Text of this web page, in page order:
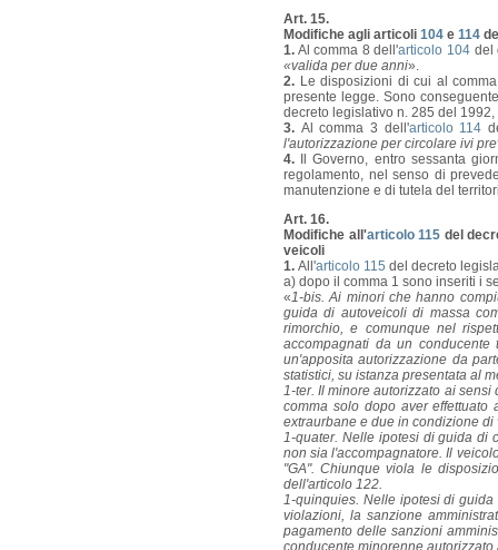
Art. 15.
Modifiche agli articoli 104 e 114
1. Al comma 8 dell'articolo 104del
«valida per due anni».
2. Le disposizioni di cui al
presente legge. Sono
decreto legislativo n. 285 del
3. Al comma 3 dell'articolo 114
l'autorizzazione per circolare ivi
4.
Il Governo, entro sessanta
regolamento, nel senso di
manutenzione e di tutela del
Art. 16.
Modifiche all'articolo 115 del
veicoli
1. All'articolo 115 del decreto
a) dopo il comma 1 sono inseriti i
«1-bis. Ai minori che hanno
guida di autoveicoli di massa
rimorchio, e comunque nel
accompagnati da un
un'apposita autorizzazione da
statistici, su istanza presentata al
1-ter. Il minore autorizzato ai
comma solo dopo aver
extraurbane e due in condizione
1-quater. Nelle ipotesi di guida di
non sia l'accompagnatore. Il
"GA". Chiunque viola le
dell'articolo 122.
1-quinquies. Nelle ipotesi di
violazioni, la sanzione
pagamento delle sanzioni